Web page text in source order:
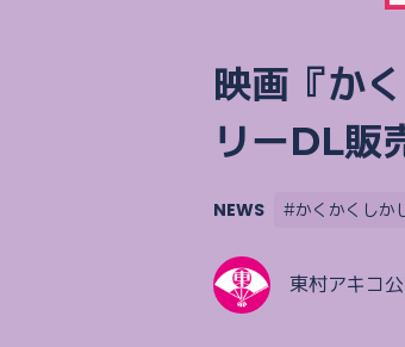
映画『か
リーDL販
NEWS #かくかくしか
東村アキコ